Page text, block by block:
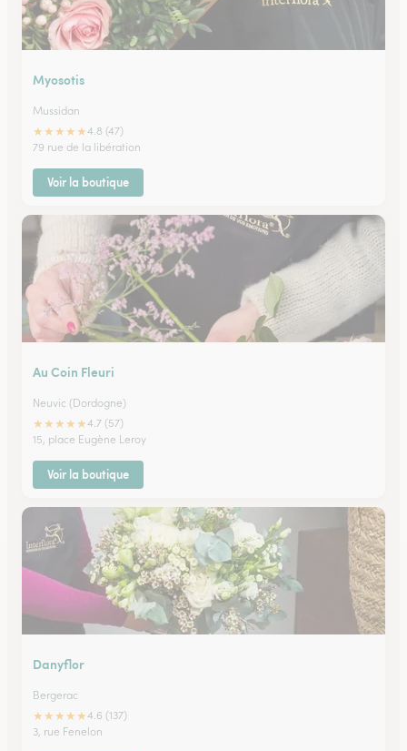
Myosotis
Mussidan
★★★★★4.8 (47)
79 rue de la libération
Voir la boutique
Au Coin Fleuri
Neuvic (Dordogne)
★★★★★4.7 (57)
15, place Eugène Leroy
Voir la boutique
Danyflor
Bergerac
★★★★★4.6 (137)
3, rue Fenelon